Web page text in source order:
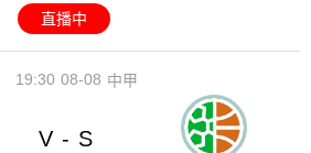
直播中
08-08
19:30 中甲
V - S